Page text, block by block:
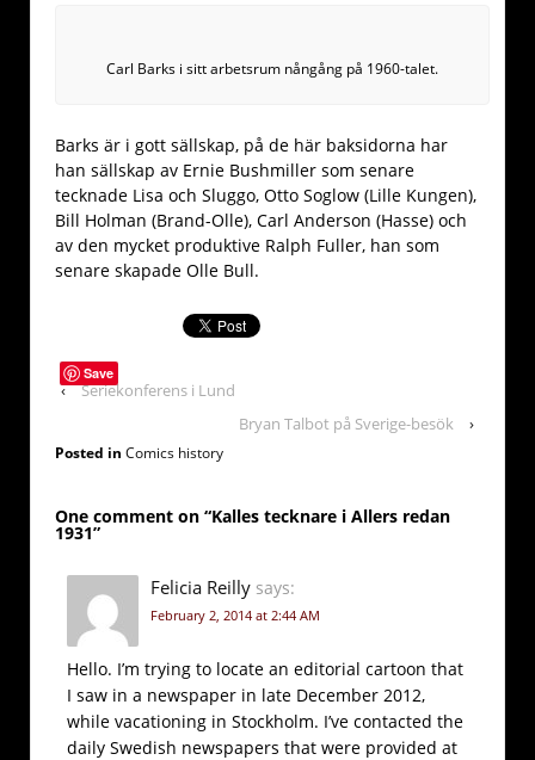
Carl Barks i sitt arbetsrum nångång på 1960-talet.
Barks är i gott sällskap, på de här baksidorna har
han sällskap av Ernie Bushmiller som senare
tecknade Lisa och Sluggo, Otto Soglow (Lille Kungen),
Bill Holman (Brand-Olle), Carl Anderson (Hasse) och
av den mycket produktive Ralph Fuller, han som
senare skapade Olle Bull.
Save
‹ Seriekonferens i Lund
Bryan Talbot på Sverige-besök
›
Posted in Comics history
One comment on “Kalles tecknare i Allers redan
1931”
Felicia Reilly says:
February 2, 2014 at 2:44 AM
Hello. I’m trying to locate an editorial cartoon that
I saw in a newspaper in late December 2012,
while vacationing in Stockholm. I’ve contacted the
daily Swedish newspapers that were provided at